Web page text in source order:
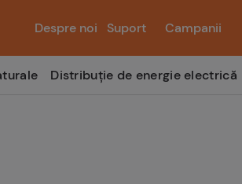
Despre noi Suport Campanii
Distribuție de energie electrică